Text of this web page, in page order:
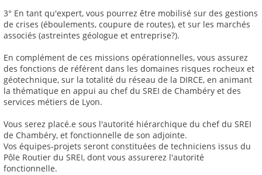
3° En tant qu'expert, vous pourrez être mobilisé sur des gestions
de crises (éboulements, coupure de routes), et sur les marchés
associés (astreintes géologue et entreprise?).
En complément de ces missions opérationnelles, vous assurez
des fonctions de référent dans les domaines risques rocheux et
géotechnique, sur la totalité du réseau de la DIRCE, en animant
la thématique en appui au chef du SREI de Chambéry et des
services métiers de Lyon.
Vous serez placé.e sous l'autorité hiérarchique du chef du SREI
de Chambéry, et fonctionnelle de son adjointe.
Vos équipes-projets seront constituées de techniciens issus du
Pôle Routier du SREI, dont vous assurerez l'autorité
fonctionnelle.